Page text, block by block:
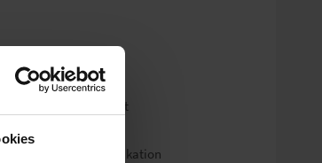
in Vollzeit
pro Woche
mit direkter Kommunikation